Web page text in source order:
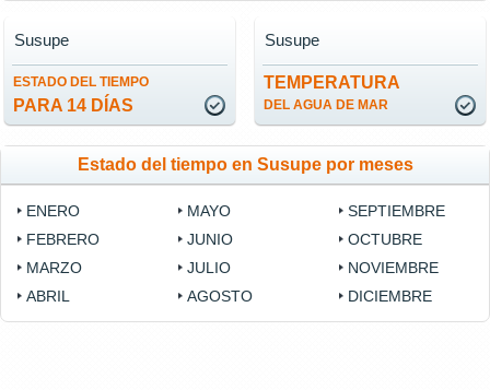
ESTADO DEL TIEMPO
PARA 14 DÍAS
Susupe
TEMPERATURA
DEL AGUA DE MAR
Susupe
Estado del tiempo en Susupe por meses
ENERO
FEBRERO
MARZO
ABRIL
MAYO
JUNIO
JULIO
AGOSTO
SEPTIEMBRE
OCTUBRE
NOVIEMBRE
DICIEMBRE